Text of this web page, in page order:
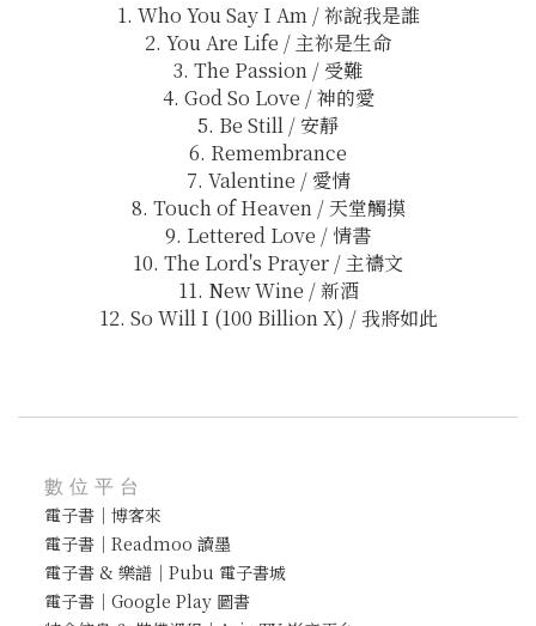
1. Who You Say I Am / 祢說我是誰
2. You Are Life / 主祢是生命
3. The Passion / 受難
4. God So Love / 神的愛
5. Be Still / 安靜
6. Remembrance
7. Valentine / 愛情
8. Touch of Heaven / 天堂觸摸
9. Lettered Love / 情書
10. The Lord's Prayer / 主禱文
11. New Wine / 新酒
12. So Will I (100 Billion X) / 我將如此
數位平台
電子書｜博客來
電子書｜Readmoo 讀墨
電子書 & 樂譜｜Pubu 電子書城
電子書｜Google Play 圖書